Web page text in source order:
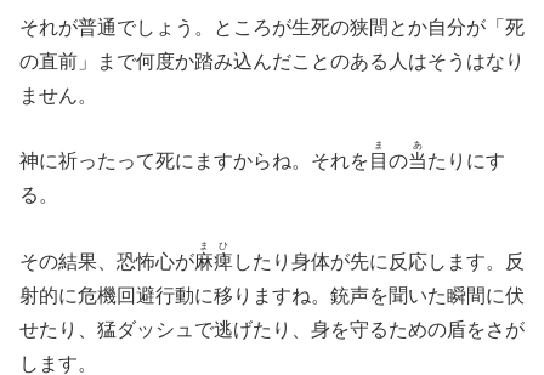
それが普通でしょう。ところが生死の狭間とか自分が「死
の直前」まで何度か踏み込んだことのある人はそうはなり
ません。
神に祈ったって死にますからね。それを 目
ま
の当
あ
たりにす
る。
その結果、恐怖心が麻痺
まひ
したり身体が先に反応します。反
射的に危機回避行動に移りますね。銃声を聞いた瞬間に伏
せたり、猛ダッシュで逃げたり、身を守るための盾をさが
します。